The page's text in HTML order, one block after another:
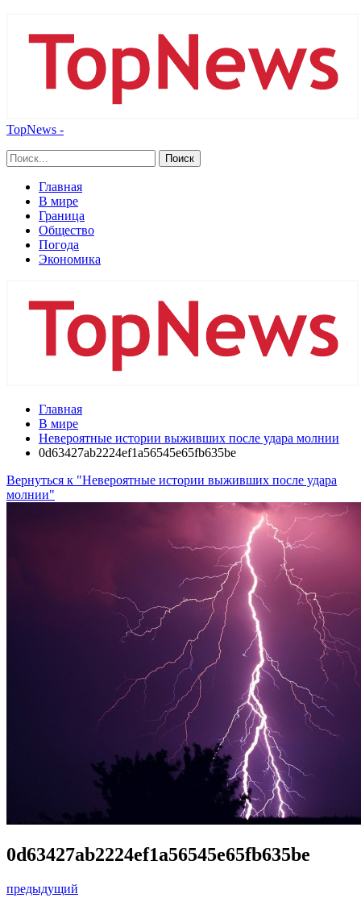
TopNews -
Главная
В мире
Граница
Общество
Погода
Экономика
Главная
В мире
Невероятные истории выживших после удара молнии
0d63427ab2224ef1a56545e65fb635be
Вернуться к "Невероятные истории выживших после удара
молнии"
0d63427ab2224ef1a56545e65fb635be
предыдущий